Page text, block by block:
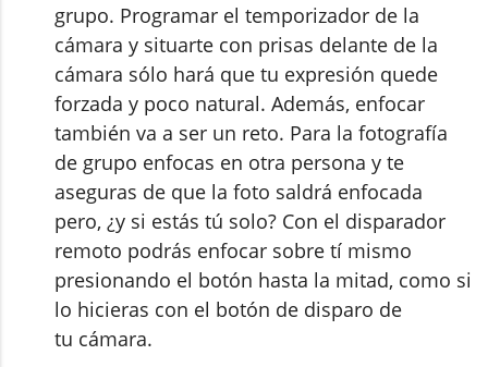
grupo. Programar el temporizador de la
cámara y situarte con prisas delante de la
cámara sólo hará que tu expresión quede
forzada y poco natural. Además, enfocar
también va a ser un reto. Para la fotografía
de grupo enfocas en otra persona y te
aseguras de que la foto saldrá enfocada
pero, ¿y si estás tú solo? Con el disparador
remoto podrás enfocar sobre tí mismo
presionando el botón hasta la mitad, como si
lo hicieras con el botón de disparo de
tu cámara.